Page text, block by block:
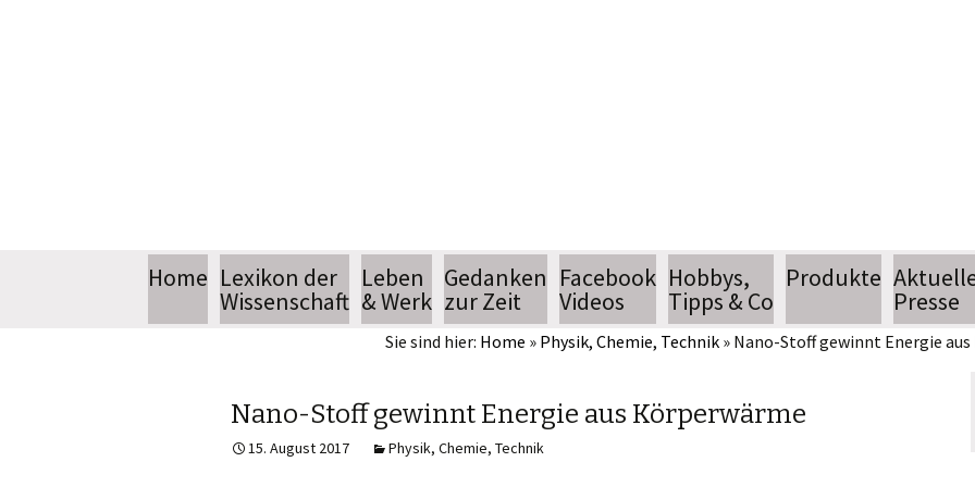
zum
Home Lexikon der
Wissenschaft
Leben
& Werk
Biografie
Bücher
Sendereihen
Gedanken
zur Zeit
Facebook
Videos
Hobbys,
Tipps & Co
hobbythek
hobbytipps
Produkte
Presse
Termine
Sie sind hier: Home » Physik, Chemie, Technik » Nano-Stoff gewinnt Energie
Nano-Stoff gewinnt Energie aus Körperwärme
15. August 2017 Physik, Chemie, Technik